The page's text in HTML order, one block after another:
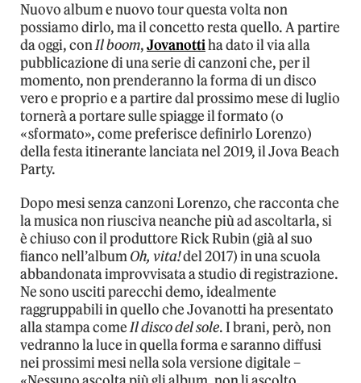
Nuovo album e nuovo tour questa volta non
possiamo dirlo, ma il concetto resta quello. A partire
da oggi, conIl boom,Jovanottiha dato il via alla
pubblicazione di una serie di canzoni che, per il
momento, non prenderanno la forma di un disco
vero e proprio e a partire dal prossimo mese di luglio
tornerà a portare sulle spiagge il formato (o
«sformato», come preferisce definirlo Lorenzo)
della festa itinerante lanciata nel 2019, il Jova Beach
Party.
Dopo mesi senza canzoni Lorenzo, che racconta che
la musica non riusciva neanche più ad ascoltarla, si
è chiuso con il produttore Rick Rubin (già al suo
fianco nell’albumOh, vita!del 2017) in una scuola
abbandonata improvvisata a studio di registrazione.
Ne sono usciti parecchi demo, idealmente
raggruppabili in quello che Jovanotti ha presentato
alla stampa comeIl disco del sole. I brani, però, non
vedranno la luce in quella forma e saranno diffusi
nei prossimi mesi nella sola versione digitale –